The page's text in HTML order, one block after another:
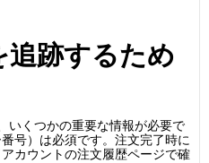
追跡するため
いくつかの重要な情報が必要で
号）は必須です。注文完了時に
カウントの注文履歴ページで確